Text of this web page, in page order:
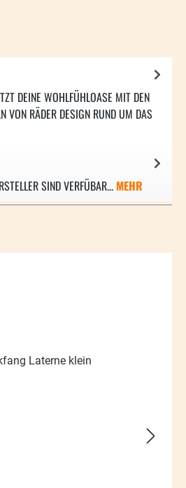
DEINE WOHLFÜHLOASE MIT DEN
VON RÄDER DESIGN RUND UM DAS
SIND VERFÜBAR... MEHR